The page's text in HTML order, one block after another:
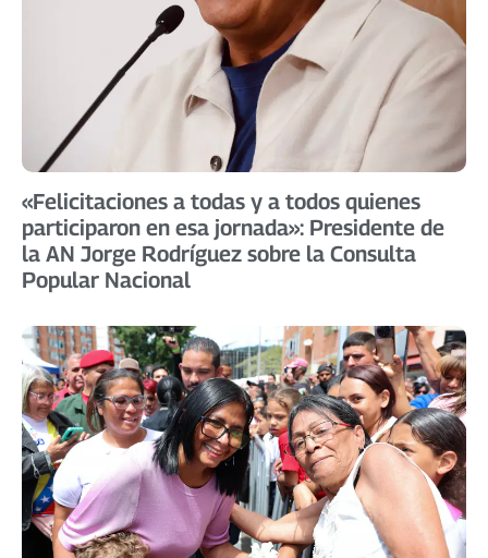
«Felicitaciones a todas y a todos quienes
participaron en esa jornada»: Presidente de
la AN Jorge Rodríguez sobre la Consulta
Popular Nacional